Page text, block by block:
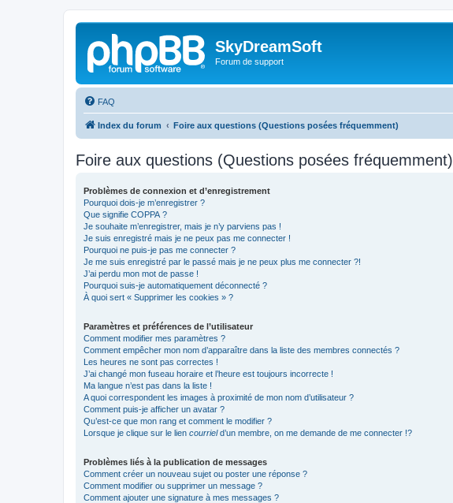
SkyDreamSoft
Forum de support
FAQ
Index du forum Foire aux questions (Questions posées fréquemment)
Foire aux questions (Questions posées fréquemment)
Problèmes de connexion et d’enregistrement
Pourquoi dois-je m’enregistrer ?
Que signifie COPPA ?
Je souhaite m’enregistrer, mais je n’y parviens pas !
Je suis enregistré mais je ne peux pas me connecter !
Pourquoi ne puis-je pas me connecter ?
Je me suis enregistré par le passé mais je ne peux plus me connecter ?!
J’ai perdu mon mot de passe !
Pourquoi suis-je automatiquement déconnecté ?
À quoi sert « Supprimer les cookies » ?
Paramètres et préférences de l’utilisateur
Comment modifier mes paramètres ?
Comment empêcher mon nom d’apparaître dans la liste des membres connectés ?
Les heures ne sont pas correctes !
J’ai changé mon fuseau horaire et l’heure est toujours incorrecte !
Ma langue n’est pas dans la liste !
A quoi correspondent les images à proximité de mon nom d’utilisateur ?
Comment puis-je afficher un avatar ?
Qu’est-ce que mon rang et comment le modifier ?
Lorsque je clique sur le lien courrield’un membre, on me demande de me connecter !?
Problèmes liés à la publication de messages
Comment créer un nouveau sujet ou poster une réponse ?
Comment modifier ou supprimer un message ?
Comment ajouter une signature à mes messages ?